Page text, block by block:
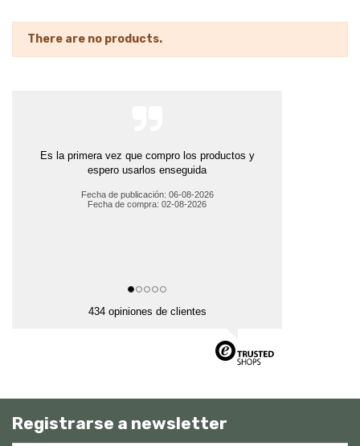
There are no products.
Es la primera vez que compro los productos y
espero usarlos enseguida
Fecha de publicación: 06-08-2026
Fecha de compra: 02-08-2026
434 opiniones de clientes
Registrarse a newsletter